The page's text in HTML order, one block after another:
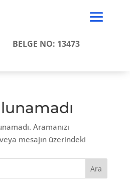
BELGE NO: 13473
Aramanızı
mesajın üzerindeki
Ara